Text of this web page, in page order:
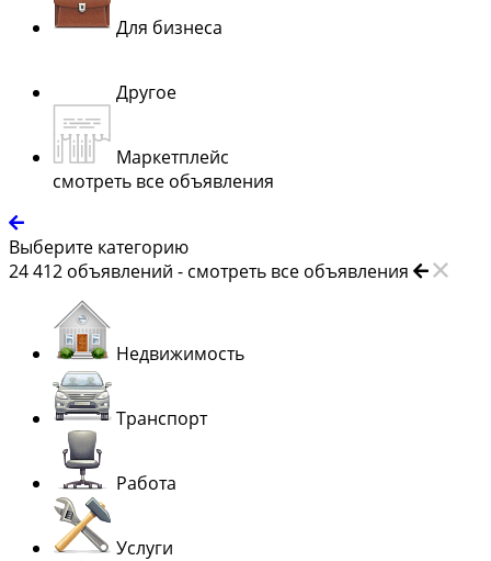
Для бизнеса
Другое
Маркетплейс
смотреть все объявления
Выберите категорию
24 412 объявлений - смотреть все объявления
Недвижимость
Транспорт
Работа
Услуги